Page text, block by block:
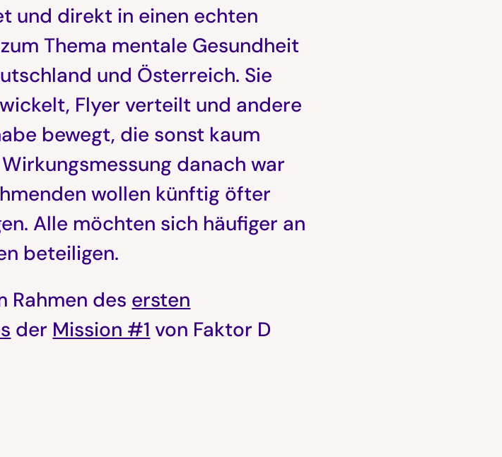
und direkt in einen echten
Thema mentale Gesundheit
und Österreich. Sie
Flyer verteilt und andere
bewegt, die sonst kaum
danach war
wollen künftig öfter
Alle möchten sich häufiger an
beteiligen.
Rahmen des ersten
der Mission #1 von Faktor D